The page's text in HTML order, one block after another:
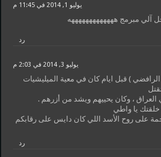
يوليو 1, 2014 في 11:45 م
آلي مبرمج هههههههههههههه
رد
يوليو 3, 2014 في 2:03 م
) قبل ايام كان في معية الميليشيات
العراق ، وكان يحييهم ويشد من أزرهم .
يا واطي
على روح الأسد اللي كان دايس على رقابكم
رد